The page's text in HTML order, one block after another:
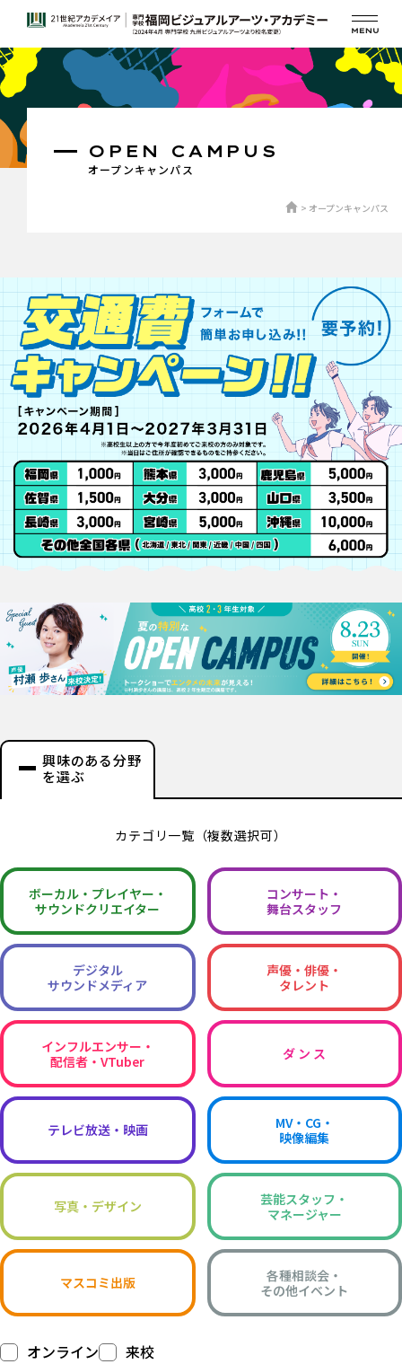
オープンキャンパス
OPEN CAMPUS
オープンキャンパス
興味のある分野
を選ぶ
カテゴリ一覧（複数選択可）
ボーカル・ プレイヤー・
サウンドクリエイター
コンサート・
舞台スタッフ
デジタル
サウンドメディア
声優・俳優・
タレント
インフルエンサー・
配信者・VTuber
ダ ン ス
テレビ放送・映画
MV・CG・
映像編集
写真・デザイン
芸能スタッフ・
マネージャー
マスコミ出版
各種相談会・
その他イベント
オンライン 来校